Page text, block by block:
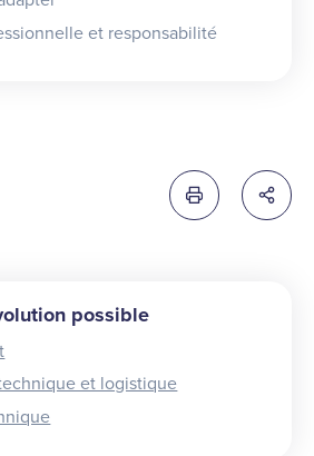
et responsabilité
Imprimer cette
possible
et logistique